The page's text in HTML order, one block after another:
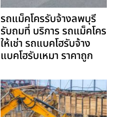
รถแม็คโครรับจ้างลพบุรี
รับถมที่ บริการ รถแม็คโคร
ให้เช่า รถแบคโฮรับจ้าง
แบคโฮรับเหมา ราคาถูก